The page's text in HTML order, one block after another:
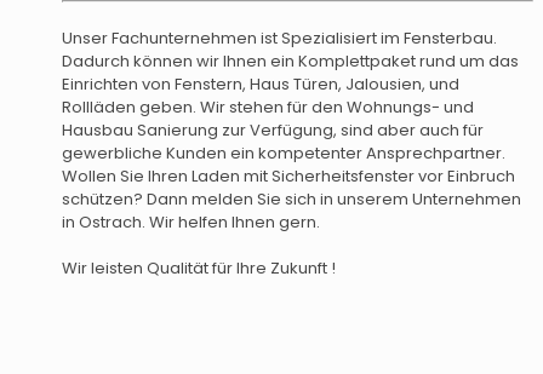
Unser Fachunternehmen ist Spezialisiert im Fensterbau.
Dadurch können wir Ihnen ein Komplettpaket rund um das
Einrichten von Fenstern, Haus Türen, Jalousien, und
Rollläden geben. Wir stehen für den Wohnungs- und
Hausbau Sanierung zur Verfügung, sind aber auch für
gewerbliche Kunden ein kompetenter Ansprechpartner.
Wollen Sie Ihren Laden mit Sicherheitsfenster vor Einbruch
schützen? Dann melden Sie sich in unserem Unternehmen
in Ostrach. Wir helfen Ihnen gern.
Wir leisten Qualität für Ihre Zukunft !